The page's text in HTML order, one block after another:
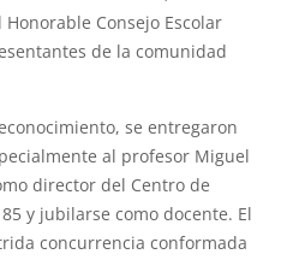
Consejo Escolar
de la comunidad
se entregaron
al profesor Miguel
director del Centro de
85 y jubilarse como docente. El
concurrencia conformada